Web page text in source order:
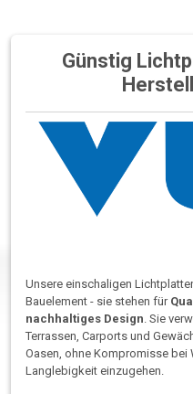
Günstig
Unsere einschaligen
Bauelement - sie stehen für
nachhaltiges Design . Sie
Terrassen, Carports und
Oasen, ohne Kompromisse
Langlebigkeit einzugehen.